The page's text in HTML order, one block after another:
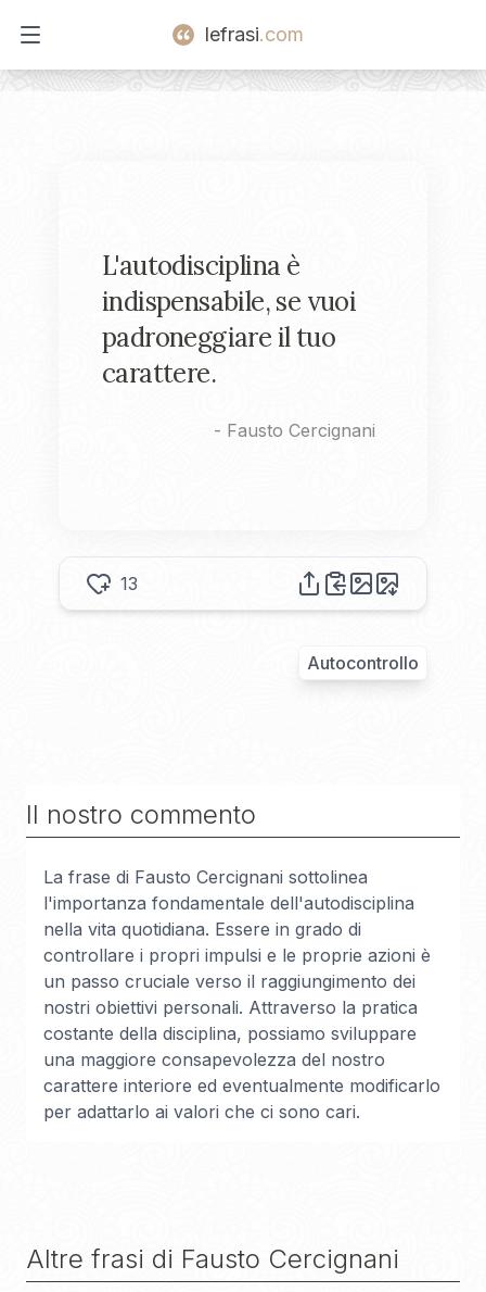
Open main menu
lefrasi.com
L'autodisciplina è
indispensabile, se vuoi
padroneggiare il tuo
carattere.
- Fausto Cercignani
13
Autocontrollo
Il nostro commento
La frase di Fausto Cercignani sottolinea
l'importanza fondamentale dell'autodisciplina
nella vita quotidiana. Essere in grado di
controllare i propri impulsi e le proprie azioni è
un passo cruciale verso il raggiungimento dei
nostri obiettivi personali. Attraverso la pratica
costante della disciplina, possiamo sviluppare
una maggiore consapevolezza del nostro
carattere interiore ed eventualmente modificarlo
per adattarlo ai valori che ci sono cari.
Altre frasi di Fausto Cercignani